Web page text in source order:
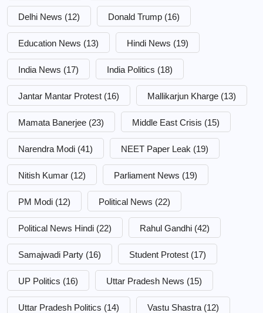
Delhi News (12) Donald Trump (16)
Education News (13) Hindi News (19)
India News (17) India Politics (18)
Jantar Mantar Protest (16) Mallikarjun Kharge (13)
Mamata Banerjee (23) Middle East Crisis (15)
Narendra Modi (41) NEET Paper Leak (19)
Nitish Kumar (12) Parliament News (19)
PM Modi (12) Political News (22)
Political News Hindi (22) Rahul Gandhi (42)
Samajwadi Party (16) Student Protest (17)
UP Politics (16) Uttar Pradesh News (15)
Uttar Pradesh Politics (14) Vastu Shastra (12)